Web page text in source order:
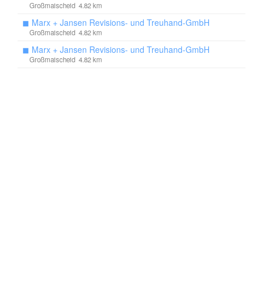
Großmaischeid 4.82 km
◼ Marx + Jansen Revisions- und Treuhand-GmbH
Großmaischeid 4.82 km
◼ Marx + Jansen Revisions- und Treuhand-GmbH
Großmaischeid 4.82 km